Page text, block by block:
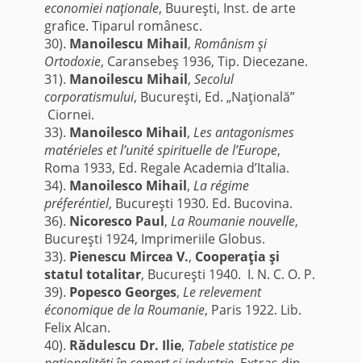
economiei naţionale, Buureşti, Inst. de arte
grafice. Tiparul românesc.
30). Manoilescu Mihail, Românism şi
Ortodoxie, Caransebeş 1936, Tip. Diecezane.
31). Manoilescu Mihail, Secolul
corporatismului, Bucureşti, Ed. „Naţională”
Ciornei.
33). Manoilesco Mihail, Les antagonismes
matérieles et l’unité spirituelle de l’Europe,
Roma 1933, Ed. Regale Academia d’Italia.
34). Manoilesco Mihail, La régime
préferéntiel, Bucureşti 1930. Ed. Bucovina.
36). Nicoresco Paul, La Roumanie nouvelle,
Bucureşti 1924, Imprimeriile Globus.
33). Pienescu Mircea V., Cooperaţia şi
statul totalitar, Bucureşti 1940. I. N. C. O. P.
39). Popesco Georges, Le relevement
économique de la Roumanie, Paris 1922. Lib.
Felix Alcan.
40). Rădulescu Dr. Ilie, Tabele statistice pe